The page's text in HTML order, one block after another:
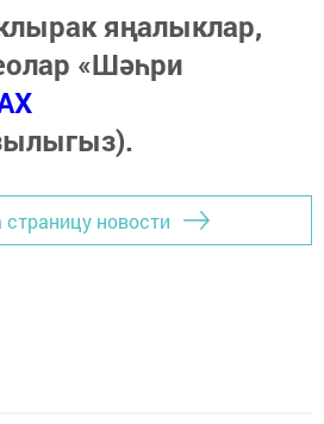
яңалыклар,
«Шәһри
страницу новости